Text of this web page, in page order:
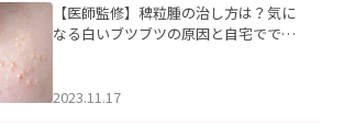
【医師監修】稗粒腫の治し方は？気に
なる白いブツブツの原因と自宅ででき
2023.11.17